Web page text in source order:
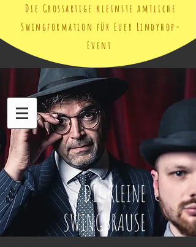
Die Grossartige kleinste amtliche
Swingformation für Euer Lindyhop-
Event
DIE KLEINE
SWINGBRAUSE